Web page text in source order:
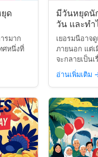
ด
รมาก
ศหนึ่งที่
มีวันหยุดนั
วัน และทำ
เยอรมนีอาจ
ภายนอก แต่
จะกลายเป็น
อ่านเพิ่มเติม